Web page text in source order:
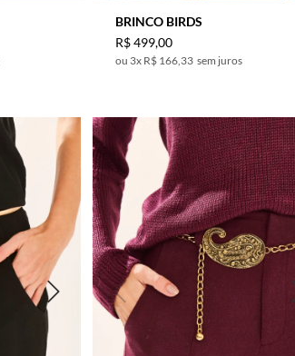
BRINCO BIRDS
R$499,00
3x R$ 166,33 sem juros